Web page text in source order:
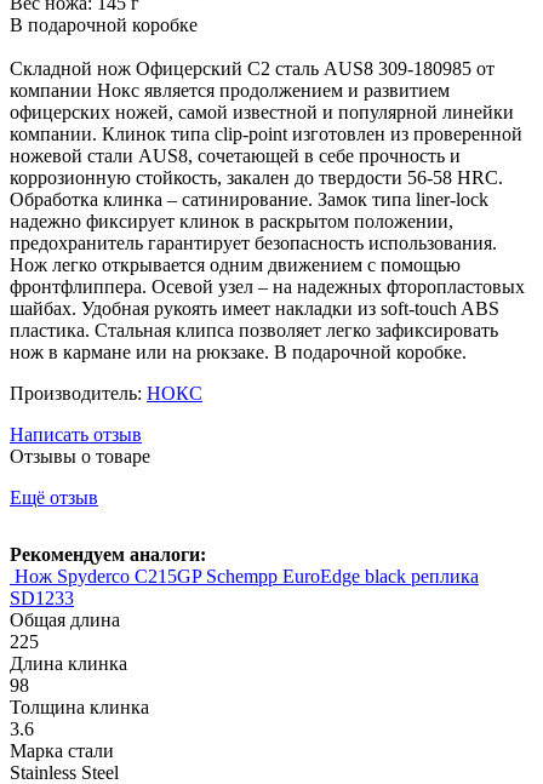
В подарочной коробке
Складной нож Офицерский С2 сталь AUS8 309-180985 от
компании Нокс является продолжением и развитием
офицерских ножей, самой известной и популярной линейки
компании. Клинок типа clip-point изготовлен из проверенной
ножевой стали AUS8, сочетающей в себе прочность и
коррозионную стойкость, закален до твердости 56-58 HRC.
Обработка клинка – сатинирование. Замок типа liner-lock
надежно фиксирует клинок в раскрытом положении,
предохранитель гарантирует безопасность использования.
Нож легко открывается одним движением с помощью
фронтфлиппера. Осевой узел – на надежных фторопластовых
шайбах. Удобная рукоять имеет накладки из soft-touch ABS
пластика. Стальная клипса позволяет легко зафиксировать
нож в кармане или на рюкзаке. В подарочной коробке.
Производитель: НОКС
Написать отзыв
Отзывы о товаре
Ещё отзыв
Рекомендуем аналоги:
Нож Spyderco C215GP Schempp EuroEdge black реплика
SD1233
Общая длина
225
Длина клинка
98
Толщина клинка
3.6
Марка стали
Stainless Steel